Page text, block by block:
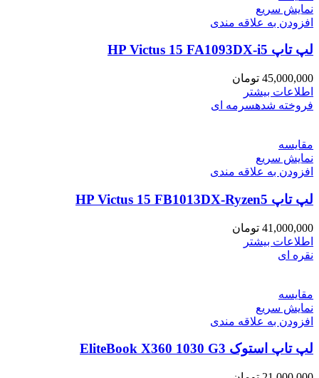
نمایش سریع
افزودن به علاقه مندی
لپ تاپ HP Victus 15 FA1093DX-i5
45,000,000 تومان
اطلاعات بیشتر
فروخته شدهسرمه ای
مقايسه
نمایش سریع
افزودن به علاقه مندی
لپ تاپ HP Victus 15 FB1013DX-Ryzen5
41,000,000 تومان
اطلاعات بیشتر
نقره ای
مقايسه
نمایش سریع
افزودن به علاقه مندی
لپ تاپ استوک EliteBook X360 1030 G3